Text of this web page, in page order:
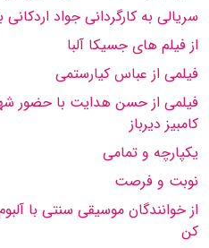
سریالی به كارگردانی جواد
از فیلم های جسیكا آلبا
فیلمی از عباس كیارستمی
فیلمی از حسن هدایت با حضور
كامبیز دیرباز
یكپارچه و تمامی
نوبت و فرصت
از خوانندگان موسیقی سنتی با
کن